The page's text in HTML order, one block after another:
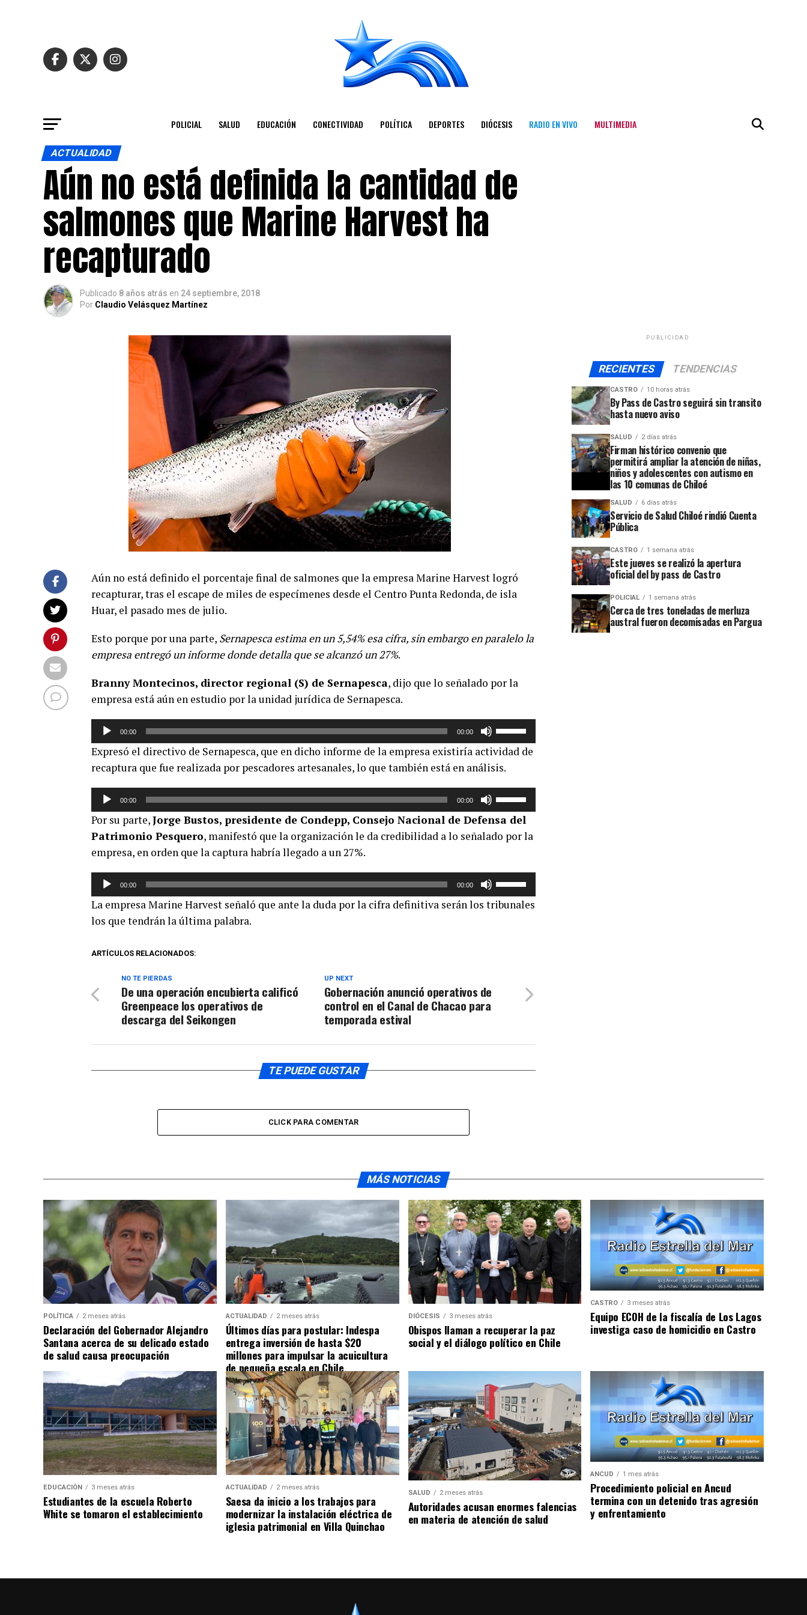
POLICIAL SALUD EDUCACIÓN CONECTIVIDAD POLÍTICA DEPORTES DIÓCESIS RADIO EN VIVO MULTIMEDIA
ACTUALIDAD
Aún no está definida la cantidad de
salmones que Marine Harvest ha
recapturado
Publicado 8 años atrás en 24 septiembre, 2018
Por Claudio Velásquez Martínez
Aún no está definido el porcentaje final de salmones que la empresa Marine Harvest logró
recapturar, tras el escape de miles de especímenes desde el Centro Punta Redonda, de isla
Huar, el pasado mes de julio.
Esto porque por una parte, Sernapesca estima en un 5,54% esa cifra, sin embargo en paralelo la
empresa entregó un informe donde detalla que se alcanzó un 27%.
Branny Montecinos, director regional (S) de Sernapesca, dijo que lo señalado por la
empresa está aún en estudio por la unidad jurídica de Sernapesca.
Reproductor
audio
00:00 00:00
teclas
de
arriba/abajo
para
aumentar
o
volumen.
Expresó el directivo de Sernapesca, que en dicho informe de la empresa existiría actividad de
recaptura que fue realizada por pescadores artesanales, lo que también está en análisis.
Reproductor
audio
00:00 00:00
teclas
de
para
aumentar
o
Por su parte,Jorge Bustos, presidente de Condepp, Consejo Nacional de Defensa del
Patrimonio Pesquero, manifestó que la organización le da credibilidad a lo señalado por la
empresa, en orden que la captura habría llegado a un 27%.
Reproductor
audio
00:00 00:00
teclas
La empresa Marine Harvest señaló que ante la duda por la cifra definitiva serán los tribunales
los que tendrán la última palabra.
ARTÍCULOS RELACIONADOS:
UP NEXT
Gobernación anunció operativos de
control en el Canal de Chacao para
temporada estival
NO TE PIERDAS
De una operación encubierta calificó
Greenpeace los operativos de
descarga del Seikongen
TE PUEDE GUSTAR
CLICK PARA COMENTAR
PUBLICIDAD
RECIENTES TENDENCIAS
CASTRO 10 horas atrás
By Pass de Castro seguirá sin transito
hasta nuevo aviso
SALUD 2 días atrás
Firman histórico convenio que
permitirá ampliar la atención de niñas,
niños y adolescentes con autismo en
las 10 comunas de Chiloé
SALUD 6 días atrás
Servicio de Salud Chiloé rindió Cuenta
Pública
CASTRO 1 semana atrás
Este jueves se realizó la apertura
oficial del by pass de Castro
POLICIAL 1 semana atrás
Cerca de tres toneladas de merluza
austral fueron decomisadas en Pargua
MÁS NOTICIAS
POLÍTICA 2 meses atrás
Declaración del Gobernador Alejandro
Santana acerca de su delicado estado
de salud causa preocupación
ACTUALIDAD 2 meses atrás
Últimos días para postular: Indespa
entrega inversión de hasta $20
millones para impulsar la acuicultura
de pequeña escala en Chile
DIÓCESIS 3 meses atrás
Obispos llaman a recuperar la paz
social y el diálogo político en Chile
CASTRO 3 meses atrás
Equipo ECOH de la fiscalía de Los Lagos
investiga caso de homicidio en Castro
EDUCACIÓN 3 meses atrás
Estudiantes de la escuela Roberto
White se tomaron el establecimiento
ACTUALIDAD 2 meses atrás
Saesa da inicio a los trabajos para
modernizar la instalación eléctrica de
iglesia patrimonial en Villa Quinchao
SALUD 2 meses atrás
Autoridades acusan enormes falencias
en materia de atención de salud
ANCUD 1 mes atrás
Procedimiento policial en Ancud
termina con un detenido tras agresión
y enfrentamiento